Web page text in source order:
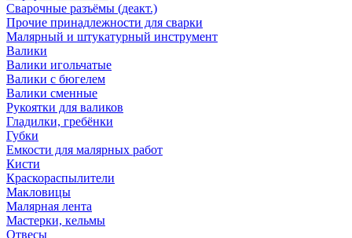
Сварочные разъёмы (деакт.)
Прочие принадлежности для сварки
Малярный и штукатурный инструмент
Валики
Валики игольчатые
Валики с бюгелем
Валики сменные
Рукоятки для валиков
Гладилки, гребёнки
Губки
Емкости для малярных работ
Кисти
Краскораспылители
Макловицы
Малярная лента
Мастерки, кельмы
Отвесы